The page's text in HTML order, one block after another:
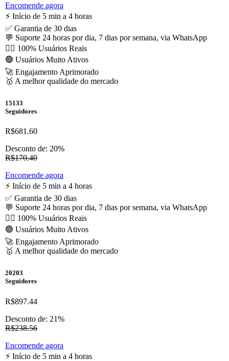
Encomende agora
⚡️ Início de 5 min a 4 horas
✅ Garantia de 30 dias
💬 Suporte 24 horas por dia, 7 dias por semana, via WhatsApp
🙋‍♂️ 100% Usuários Reais
🟢 Usuários Muito Ativos
🚀 Engajamento Aprimorado
🥇 A melhor qualidade do mercado
15133
Seguidores
R$681.60
Desconto de: 20%
R$170.40
Encomende agora
⚡️ Início de 5 min a 4 horas
✅ Garantia de 30 dias
💬 Suporte 24 horas por dia, 7 dias por semana, via WhatsApp
🙋‍♂️ 100% Usuários Reais
🟢 Usuários Muito Ativos
🚀 Engajamento Aprimorado
🥇 A melhor qualidade do mercado
20203
Seguidores
R$897.44
Desconto de: 21%
R$238.56
Encomende agora
⚡️ Início de 5 min a 4 horas